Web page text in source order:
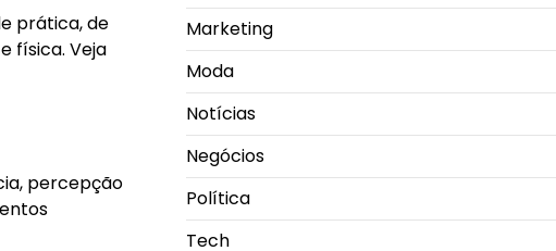
prática, de
física. Veja
percepção
Marketing
Moda
Notícias
Negócios
Política
Tech